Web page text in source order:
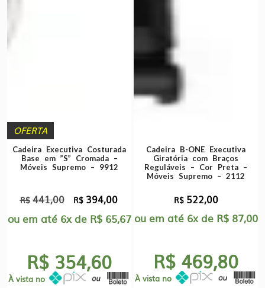
OFERTA
Cadeira Executiva Costurada
Base em ”S” Cromada –
Móveis Supremo – 9912
R$ 441,00
O
preço
R$441,00.
R$ 394,00
preço
R$394,00.
ou em até 6x de R$ 65,67
R$ 354,60
À vista no
Cadeira B-ONE Executiva
Giratória com Braços
Reguláveis – Cor Preta –
Móveis Supremo – 2112
R$ 522,00
ou em até 6x de R$ 87,00
R$ 469,80
À vista no